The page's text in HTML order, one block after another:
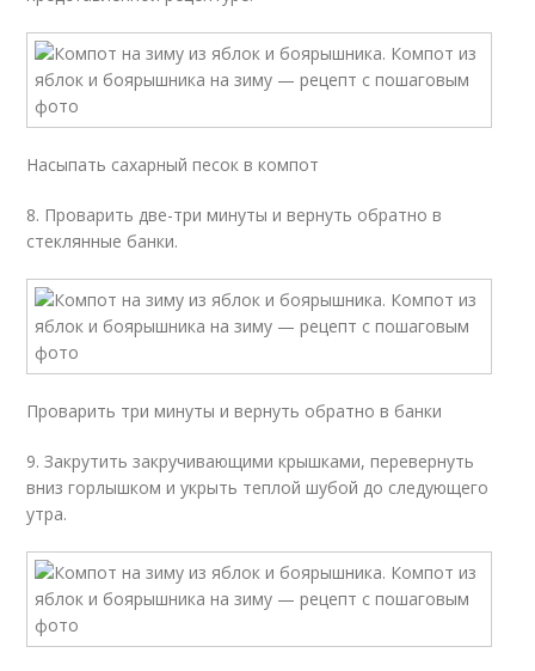
Насыпать сахарный песок в компот
8. Проварить две-три минуты и вернуть обратно в
стеклянные банки.
Проварить три минуты и вернуть обратно в банки
9. Закрутить закручивающими крышками, перевернуть
вниз горлышком и укрыть теплой шубой до следующего
утра.